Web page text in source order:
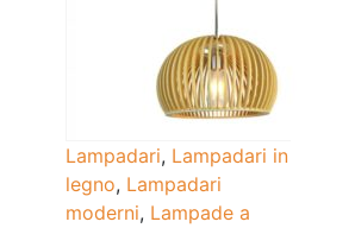
Lampadari, Lampadari in
legno, Lampadari
moderni, Lampade a